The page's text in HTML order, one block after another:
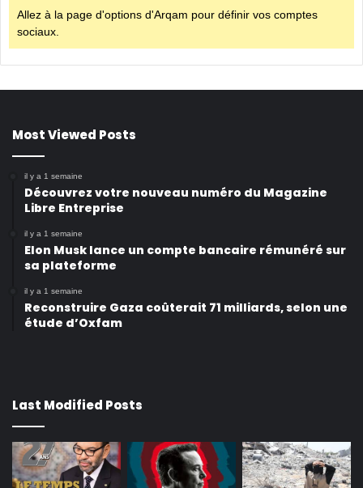
Allez à la page d'options d'Arqam pour définir vos comptes
sociaux.
Most Viewed Posts
il y a 1 semaine
Découvrez votre nouveau numéro du Magazine
Libre Entreprise
il y a 1 semaine
Elon Musk lance un compte bancaire rémunéré sur
sa plateforme
il y a 1 semaine
Reconstruire Gaza coûterait 71 milliards, selon une
étude d’Oxfam
Last Modified Posts